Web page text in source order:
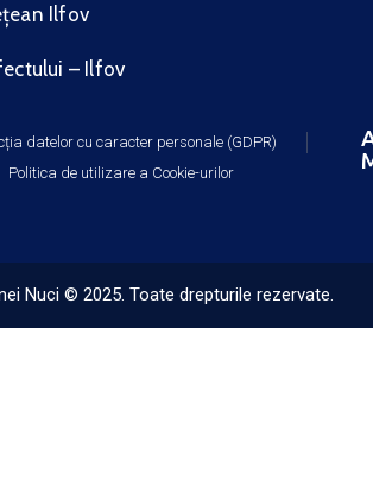
Ilfov
– Ilfov
datelor cu caracter personale (GDPR)
Politica de utilizare a Cookie-urilor
Nuci © 2025. Toate drepturile rezervate.